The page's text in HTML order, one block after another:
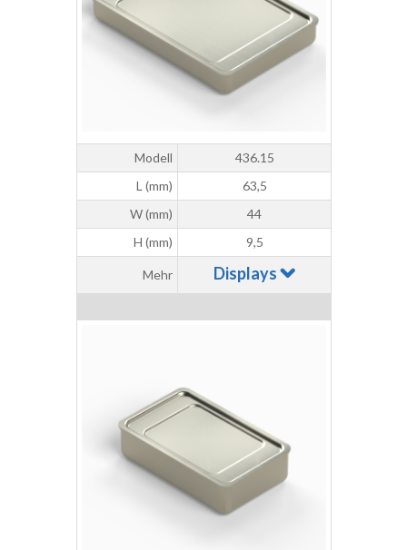
Modell
436.15
L (mm)
63,5
W (mm)
44
H (mm)
9,5
Mehr Displays